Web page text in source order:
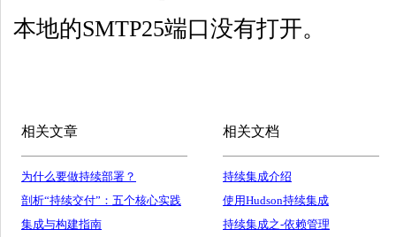
本地的SMTP25端口没有打开。
相关文章
为什么要做持续部署？
剖析“持续交付”：五个核心实践
集成与构建指南
相关文档
持续集成介绍
使用Hudson持续集成
持续集成之-依赖管理